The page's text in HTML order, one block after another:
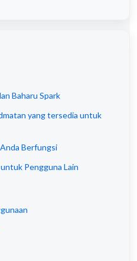
Baharu Spark
yang tersedia untuk
Anda Berfungsi
Pengguna Lain